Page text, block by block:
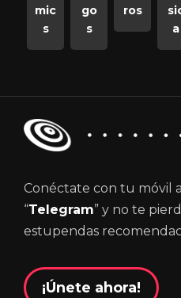
mic
s
go
s
ros
a
Conéctate con tu móvil
“Telegram” y no te
estupendas
¡Únete ahora!